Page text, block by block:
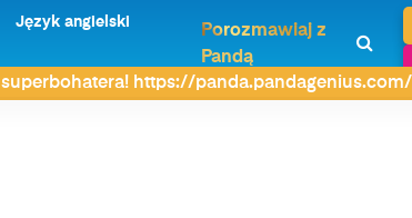
Język angielski
Porozmawiaj z
Pandą
https://panda.pandagenius.com/